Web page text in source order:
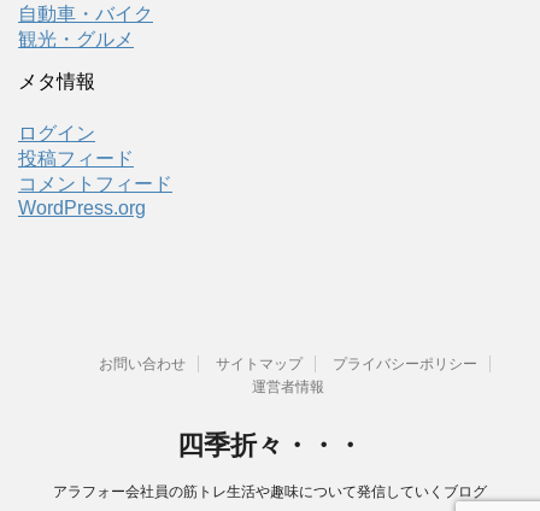
自動車・バイク
観光・グルメ
メタ情報
ログイン
投稿フィード
コメントフィード
WordPress.org
お問い合わせ サイトマップ
プライバシーポリシー
運営者情報
四季折々・・・
アラフォー会社員の筋トレ生活や趣味について発信していくブログ